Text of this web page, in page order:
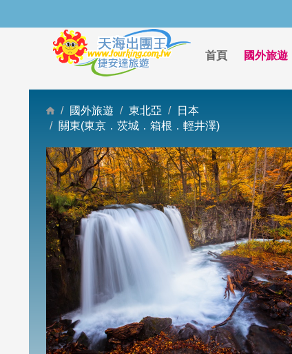
首頁 國外旅遊
國外旅遊 東北亞
日本
關東(東京．茨城．箱根．輕井澤)